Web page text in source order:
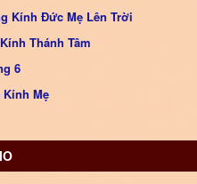
Kính Đức Mẹ Lên Trời
Thánh Tâm
6
Kính Mẹ